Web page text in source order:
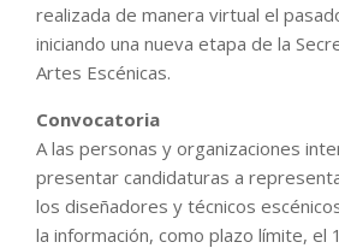
realizada de manera virtual el
iniciando una nueva etapa de la
Artes Escénicas.
Convocatoria
A las personas y organizaciones
presentar candidaturas a
los diseñadores y técnicos
la información, como plazo límite, el